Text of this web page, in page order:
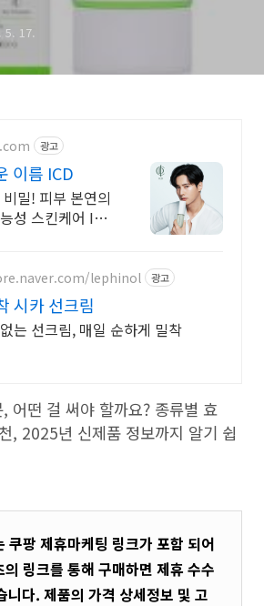
5. 17.
광고
이름 ICD
밀! 피부 본연의
성 스킨케어 ICD
lephinol 광고
시카 선크림
는 선크림, 매일 순하게 밀착
어떤 걸 써야 할까요? 종류별 효
, 2025년 신제품 정보까지 알기 쉽
팡 제휴마케팅 링크가 포함 되어
링크를 통해 구매하면 제휴 수수
니다. 제품의 가격 상세정보 및 고